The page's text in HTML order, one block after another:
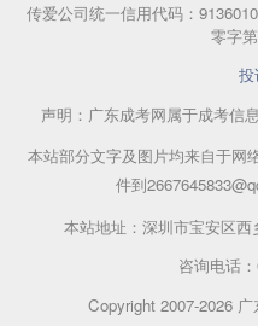
传爱公司统一信用代码：
零字
声明：广东成考网属于成考信
本站部分文字及图片均来自于网
件到
本站地址：深圳市宝安区
咨询电话
Copyright 2007-2026